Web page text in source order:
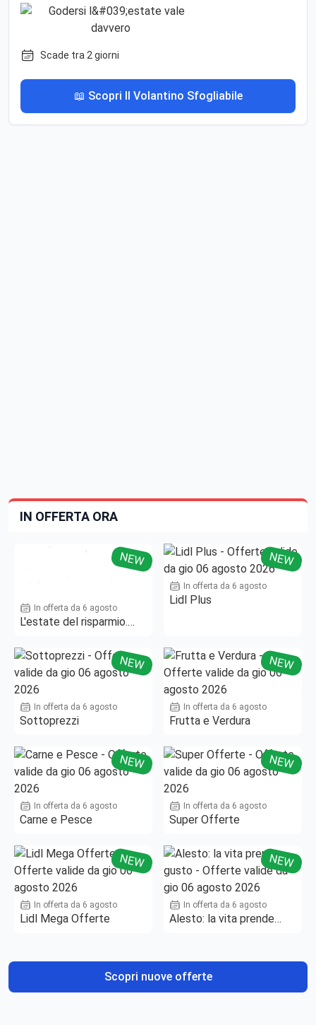
Scade tra 2 giorni
📖 Scopri Il Volantino Sfogliabile
IN OFFERTA ORA
NEW
In offerta da 6 agosto
L'estate del risparmio.
NEW
In offerta da 6 agosto
Lidl Plus
NEW
In offerta da 6 agosto
Sottoprezzi
NEW
In offerta da 6 agosto
Frutta e Verdura
NEW
In offerta da 6 agosto
Carne e Pesce
NEW
In offerta da 6 agosto
Super Offerte
NEW
In offerta da 6 agosto
Lidl Mega Offerte
NEW
In offerta da 6 agosto
Alesto: la vita prende
Scopri nuove offerte